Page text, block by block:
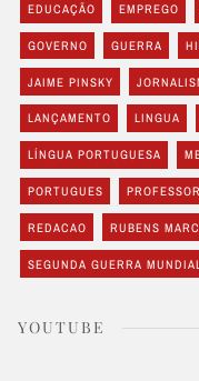
EDUCAÇÃO EMPREGO
GOVERNO GUERRA
JAIME PINSKY
LANÇAMENTO LINGUA
LÍNGUA PORTUGUESA
PORTUGUES PROFESSOR
REDACAO RUBENS
SEGUNDA GUERRA MUNDIAL
YOUTUBE